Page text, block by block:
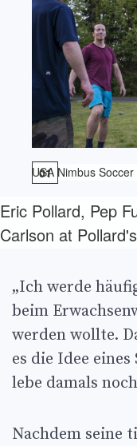
USA Nimbus
Eric Pollard, Pep
Carlson at
„Ich werde
beim
werden wollte.
es die Idee
lebe damals
Nachdem seine